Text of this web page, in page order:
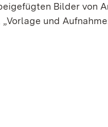
Bilder von
und